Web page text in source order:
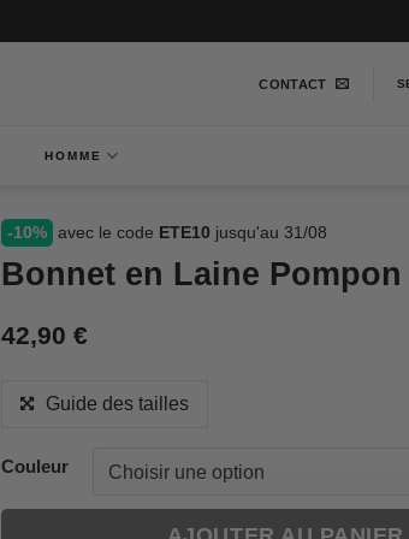
CONTACT
HOMME
-10% avec le code ETE10 jusqu'au 31/08
Bonnet en Laine Pompon
42,90 €
Guide des tailles
Couleur